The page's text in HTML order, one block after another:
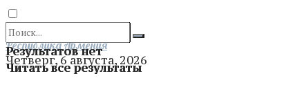
Результатов нет
Читать все результаты
Отправить
Республика Армения
Четверг, 6 августа, 2026